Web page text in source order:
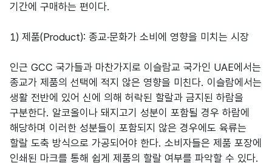
기간에 구매하는 편이다.
1) 제품(Product): 종교·문화가 소비에 영향을 미치는 시장
인근 GCC 국가들과 마찬가지로 이슬람교 국가인 UAE에서는
종교가 제품의 선택에 적지 않은 영향을 미친다. 이슬람에서는
생활 전반에 있어 신에 의해 허락된 할랄과 금지된 하람을
구분한다. 알코올이나 돼지고기 성분이 포함될 경우 하람에
해당하며 이러한 성분들이 포함되지 않은 경우에도 육류는
할랄 도축 방식으로 가공되어야 한다. 소비자들은 제품 포장에
인쇄된 마크를 통해 쉽게 제품의 할랄 여부를 파악할 수 있다.